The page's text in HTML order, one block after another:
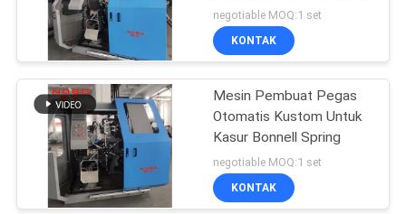
Machinery
negotiable MOQ:1 set
KONTAK
Mesin Pembuat Pegas
Otomatis Kustom Untuk
Kasur Bonnell Spring
negotiable MOQ:1 set
KONTAK